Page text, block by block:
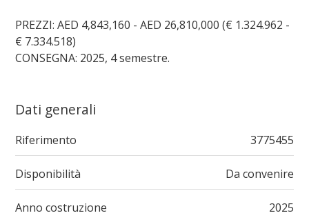
PREZZI: AED 4,843,160 - AED 26,810,000 (€ 1.324.962 -
€ 7.334.518)
CONSEGNA: 2025, 4 semestre.
Dati generali
Riferimento 3775455
Disponibilità Da convenire
Anno costruzione 2025